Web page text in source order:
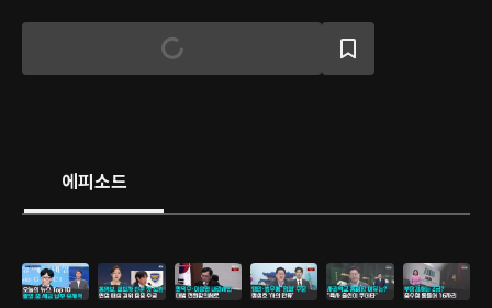
에피소드